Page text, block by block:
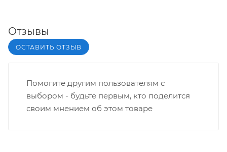
Отзывы
ОСТАВИТЬ ОТЗЫВ
Помогите другим пользователям с
выбором - будьте первым, кто поделится
своим мнением об этом товаре